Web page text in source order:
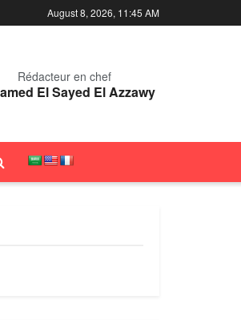
August 8, 2026, 11:45 AM
Rédacteur en chef
El Sayed El Azzawy